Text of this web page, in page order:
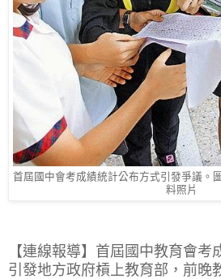
首屆國中會考成績統計公布方式引發爭議。
料照片
【連線報導】首屆國中教育會考
引發地方政府槓上教育部，前晚